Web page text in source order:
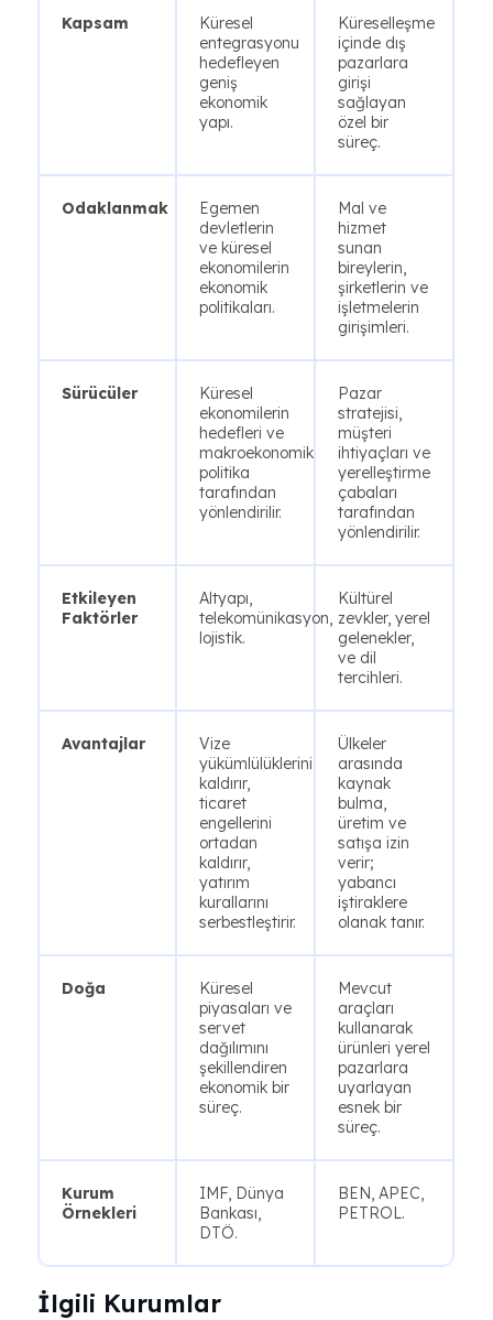
Kapsam
Küresel
entegrasyonu
hedefleyen
geniş
ekonomik
yapı.
Küreselleşme
içinde dış
pazarlara
girişi
sağlayan
özel bir
süreç.
Odaklanmak
Egemen
devletlerin
ve küresel
ekonomilerin
ekonomik
politikaları.
Mal ve
hizmet
sunan
bireylerin,
şirketlerin ve
işletmelerin
girişimleri.
Sürücüler
Küresel
ekonomilerin
hedefleri ve
makroekonomik
politika
tarafından
yönlendirilir.
Pazar
stratejisi,
müşteri
ihtiyaçları ve
yerelleştirme
çabaları
tarafından
yönlendirilir.
Etkileyen
Faktörler
Altyapı,
telekomünikasyon,
lojistik.
Kültürel
zevkler, yerel
gelenekler,
ve dil
tercihleri.
Avantajlar
Vize
yükümlülüklerini
kaldırır,
ticaret
engellerini
ortadan
kaldırır,
yatırım
kurallarını
serbestleştirir.
Ülkeler
arasında
kaynak
bulma,
üretim ve
satışa izin
verir;
yabancı
iştiraklere
olanak tanır.
Doğa
Küresel
piyasaları ve
servet
dağılımını
şekillendiren
ekonomik bir
süreç.
Mevcut
araçları
kullanarak
ürünleri yerel
pazarlara
uyarlayan
esnek bir
süreç.
Kurum
Örnekleri
IMF, Dünya
Bankası,
DTÖ.
BEN, APEC,
PETROL.
İlgili Kurumlar